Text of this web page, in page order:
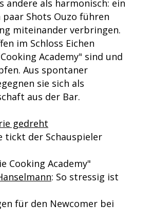
andere als harmonisch: ein
Shots Ouzo führen
miteinander verbringen.
im Schloss Eichen
Academy" sind und
Aus spontaner
sie sich als
aus der Bar.
gedreht
tickt der Schauspieler
Cooking Academy"
: So stressig ist
für den Newcomer bei